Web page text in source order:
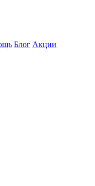
Блог Акции